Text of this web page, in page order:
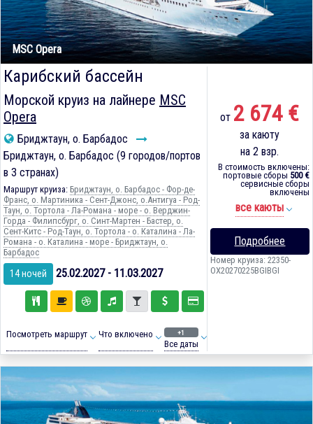
MSC Opera
Карибский бассейн
Морской круиз на лайнере MSC
Opera
Бриджтаун, о. Барбадос
Бриджтаун, о. Барбадос (9 городов/портов
в 3 странах)
Маршрут круиза: Бриджтаун, о. Барбадос - Фор-де-
Франс, о. Мартиника - Сент-Джонс, о.Антигуа - Род-
Таун, о. Тортола - Ла-Романа - море - о. Верджин-
Горда - Филипсбург, о. Синт-Мартен - Бастер, о.
Сент-Китс - Род-Таун, о. Тортола - о. Каталина - Ла-
Романа - о. Каталина - море - Бриджтаун, о.
Барбадос
14 ночей 25.02.2027 - 11.03.2027
Посмотреть маршрут Что включено +1
Все даты
от 2 674 €
за каюту
на 2 взр.
В стоимость включены:
портовые сборы 500 €
сервисные сборы
включены
все каюты
Подробнее
Номер круиза: 22350-
OX20270225BGIBGI